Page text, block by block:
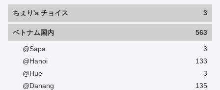
ちぇり's チョイス 3
ベトナム国内 563
@Sapa
3
@Hanoi
133
@Hue
3
@Danang
135